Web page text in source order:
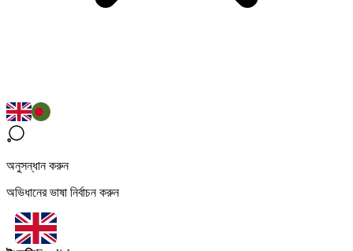
অনুসন্ধান করুন
অভিধানের ভাষা নির্বাচন করুন